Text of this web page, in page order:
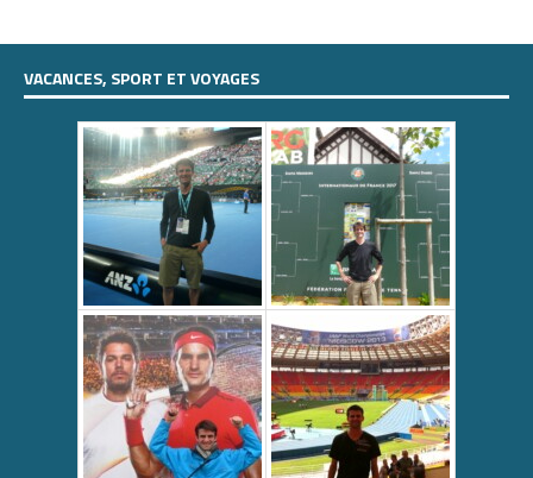
VACANCES, SPORT ET VOYAGES